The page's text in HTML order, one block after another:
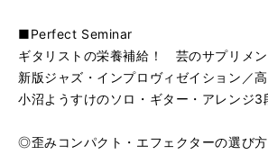
■Perfect Seminar
ギタリストの栄養補給！ 芸のサプリメ
新版ジャズ・インプロヴィゼイション／
小沼ようすけのソロ・ギター・アレンジ3
◎歪みコンパクト・エフェクターの選び方